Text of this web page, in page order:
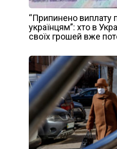
“Припинено виплату
українцям”: хто в
своїх грошей вже